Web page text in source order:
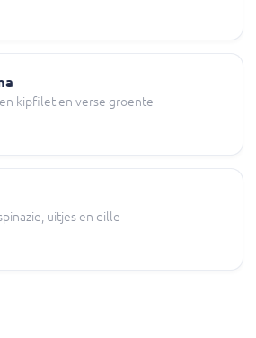
kipfilet en verse groente
uitjes en dille